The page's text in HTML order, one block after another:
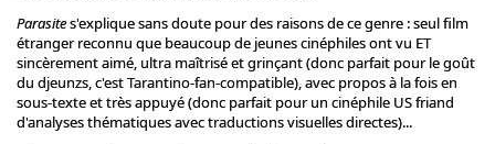
Parasites'explique sans doute pour des raisons de ce genre : seul film
étranger reconnu que beaucoup de jeunes cinéphiles ont vu ET
sincèrement aimé, ultra maîtrisé et grinçant (donc parfait pour le goût
du djeunzs, c'est Tarantino-fan-compatible), avec propos à la fois en
sous-texte et très appuyé (donc parfait pour un cinéphile US friand
d'analyses thématiques avec traductions visuelles directes)...